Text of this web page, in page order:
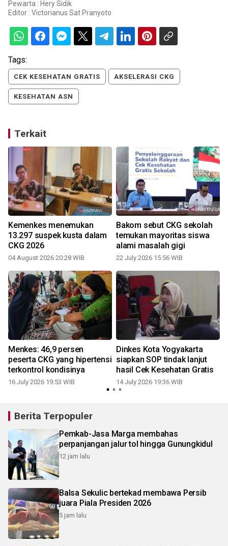
Pewarta : Hery Sidik
Editor : Victorianus Sat Pranyoto
Tags:
CEK KESEHATAN GRATIS AKSELERASI CKG
KESEHATAN ASN
Terkait
Kemenkes menemukan
13.297 suspek kusta dalam
CKG 2026
04 August 2026 20:28 WIB
Bakom sebut CKG sekolah
temukan mayoritas siswa
alami masalah gigi
22 July 2026 15:56 WIB
Menkes: 46,9 persen
peserta CKG yang hipertensi
terkontrol kondisinya
16 July 2026 19:53 WIB
Dinkes Kota Yogyakarta
siapkan SOP tindak lanjut
hasil Cek Kesehatan Gratis
14 July 2026 19:36 WIB
Berita Terpopuler
Pemkab-Jasa Marga membahas
perpanjangan jalur tol hingga Gunungkidul
12 jam lalu
Balsa Sekulic bertekad membawa Persib
juara Piala Presiden 2026
5 jam lalu